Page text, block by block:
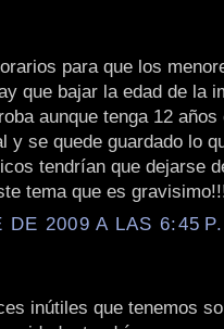
para que los
que bajar la edad de la
aunque tenga 12
y se quede guardado lo
tendrían que dejarse
tema que es
DE 2009 A LAS 6:45
inútiles que tenemos